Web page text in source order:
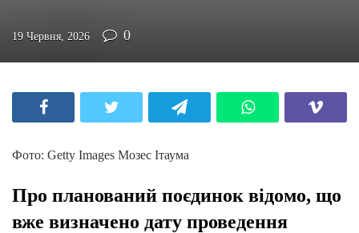
19 Червня, 2026 0
Фото: Getty Images Мозес Ітаума
Про планований поєдинок відомо, що
вже визначено дату проведення